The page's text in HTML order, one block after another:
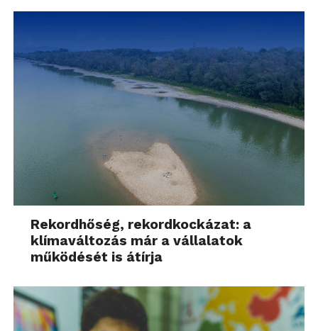
sportolóknak jó társ, de mindenkinek, aki szeretné a
kalandjait megörökíteni. Garantáltan kalandálló.
Rekordhőség, rekordkockázat: a
klímaváltozás már a vállalatok
működését is átírja